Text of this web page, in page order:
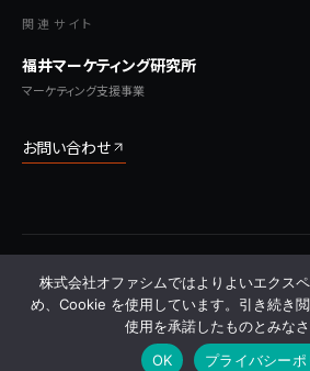
関連サイト
福井マーケティング研究所
マーケティング支援事業
お問い合わせ
© 2026 株式会社オファシム All Rights Reserved.
プライバシーポリシー利用規約特定商取引法に基づく
株式会社オファシムではよりよいエクス
め、Cookie を使用しています。引き続き
使用を承諾したものとみなさ
OK
プライバシーポ